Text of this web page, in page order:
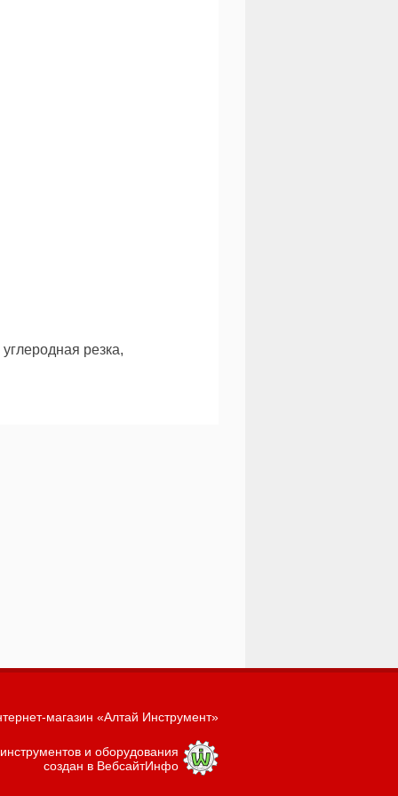
резка,
магазин «Алтай Инструмент»
и оборудования
создан в ВебсайтИнфо